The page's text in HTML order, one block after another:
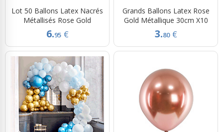
Lot 50 Ballons Latex Nacrés
Métallisés Rose Gold
6.95 €
Grands Ballons Latex Rose
Gold Métallique 30cm X10
3.80 €